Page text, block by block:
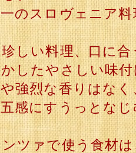
のスロヴェニア
しい料理、口に
したやさしい味
強烈な香りはなく
感にすうっとな
ツァで使う食材